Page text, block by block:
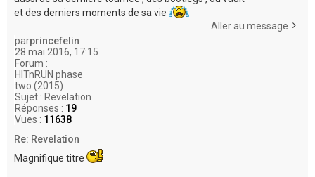
et des derniers moments de sa vie
Aller au message
parprincefelin
28 mai 2016, 17:15
Forum :
HITnRUN phase
two (2015)
Sujet : Revelation
Réponses : 19
Vues : 11638
Re: Revelation
Magnifique titre